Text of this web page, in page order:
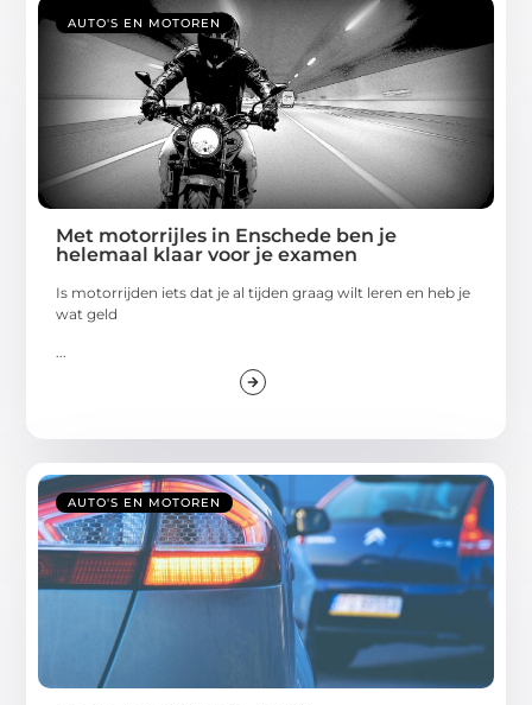
AUTO'S EN MOTOREN
Met motorrijles in Enschede ben je
helemaal klaar voor je examen
Is motorrijden iets dat je al tijden graag wilt leren en heb je
wat geld
...
AUTO'S EN MOTOREN